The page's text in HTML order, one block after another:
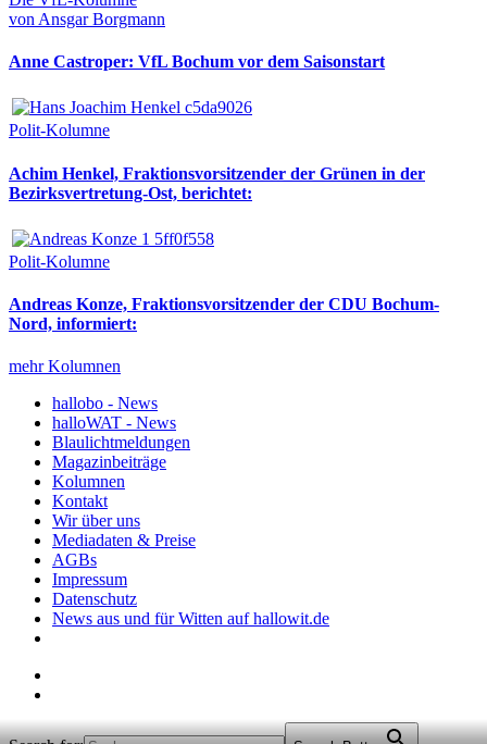
von Ansgar Borgmann
Anne Castroper: VfL Bochum vor dem Saisonstart
Polit-Kolumne
Achim Henkel, Fraktionsvorsitzender der Grünen in der
Bezirksvertretung-Ost, berichtet:
Polit-Kolumne
Andreas Konze, Fraktionsvorsitzender der CDU Bochum-
Nord, informiert:
mehr Kolumnen
hallobo - News
halloWAT - News
Blaulichtmeldungen
Magazinbeiträge
Kolumnen
Kontakt
Wir über uns
Mediadaten & Preise
AGBs
Impressum
Datenschutz
News aus und für Witten auf hallowit.de